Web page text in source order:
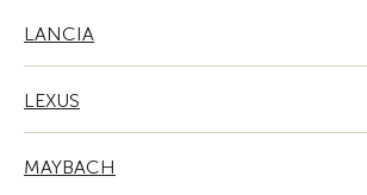
LANCIA
LEXUS
MAYBACH